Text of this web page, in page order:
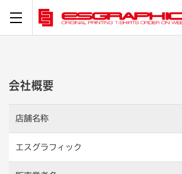
会社概要
店舗名称
エスグラフィック